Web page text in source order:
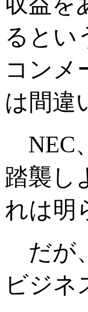
るとい
コンメ
は間違
NEC
踏襲し
れは明
だが
ビジネ